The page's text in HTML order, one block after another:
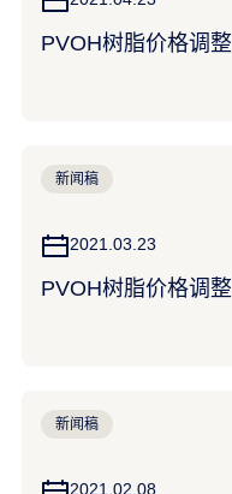
PVOH树脂价格调整
新闻稿
2021.03.23
PVOH树脂价格调整
新闻稿